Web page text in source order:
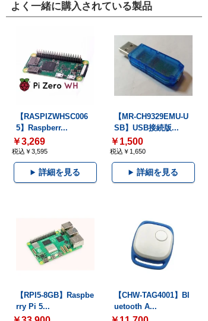
よく一緒に購入されている製品
【RASPIZWHSC006
5】Raspberr...
￥3,269
税込￥3,595
詳細を見る
【MR-CH9329EMU-U
SB】USB接続版...
￥1,500
税込￥1,650
詳細を見る
【RPI5-8GB】Raspbe
rry Pi 5...
【CHW-TAG4001】Bl
uetooth A...